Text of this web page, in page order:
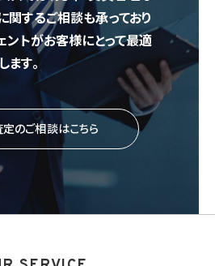
関するご相談も承っており
ントがお客様にとって最適
す。
のご相談はこちら